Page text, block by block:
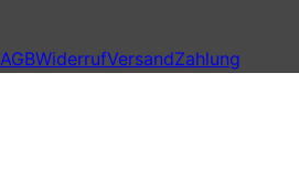
AGBWiderrufVersandZahlung